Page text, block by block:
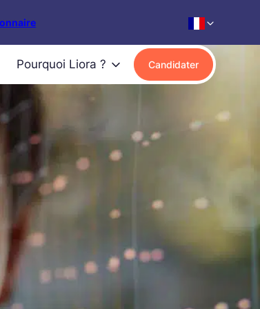
Pourquoi Liora ? Candidater